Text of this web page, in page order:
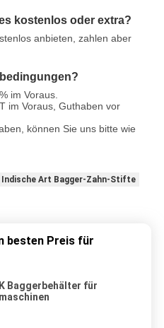
kostenlos oder extra?
anbieten, zahlen aber
im Voraus.
im Voraus, Guthaben vor
können Sie uns bitte wie
Indische Art Bagger-Zahn-Stifte
besten Preis für
Baggerbehälter für